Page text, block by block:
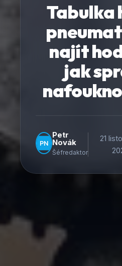
Tabulka
najít
jak
Petr
Novák
Šéfredaktor
21